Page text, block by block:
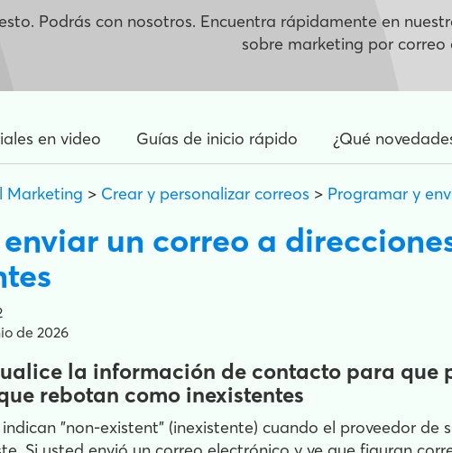
Podrás con nosotros. Encuentra rápidamente en
sobre marketing por correo
en video Guías de inicio rápido ¿Qué
Marketing > Crear y personalizar correos > Programar y
un correo a
de 2026
la información de contacto para que
rebotan como inexistentes
"non-existent" (inexistente) cuando el proveedor